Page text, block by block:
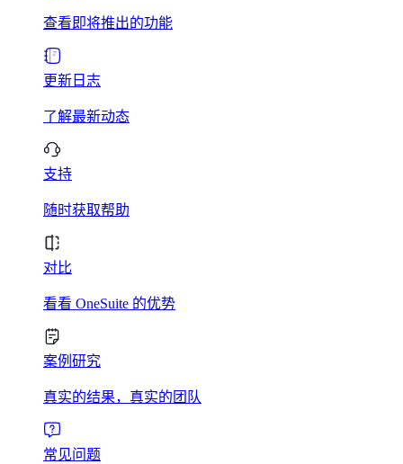
查看即将推出的功能
更新日志
了解最新动态
支持
随时获取帮助
对比
看看 OneSuite 的优势
案例研究
真实的结果，真实的团队
常见问题